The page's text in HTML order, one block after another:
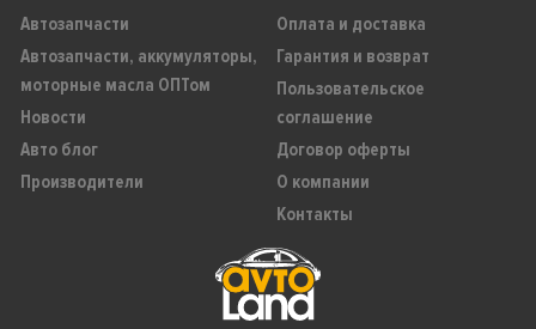
Автозапчасти
Автозапчасти, аккумуляторы,
моторные масла ОПТом
Новости
Авто блог
Производители
Оплата и доставка
Гарантия и возврат
Пользовательское
соглашение
Договор оферты
О компании
Контакты